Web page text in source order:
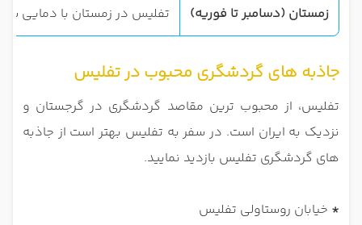
زمستان (دسامبر تا فوریه) تفلیس در زمستان با دمایی سرد و برف‌پوش همراه است. دمای هوا در این فصل معمولاً بین -1 تا 7 درجه
جاذبه های گردشگری محبوب در تفلیس
تفلیس، از محبوب ترین مقاصد گردشگری در گرجستان و
نزدیک به ایران است. در سفر به تفلیس بهتر است از جاذبه
های گردشگری تفلیس بازدید نمایید.
* خیابان روستاولی تفلیس